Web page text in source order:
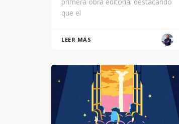
primera obra editorial destacando
que el
LEER MÁS